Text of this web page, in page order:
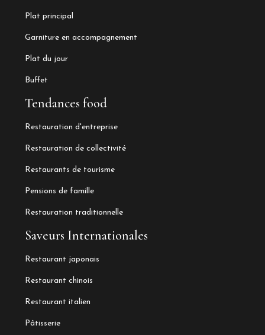
Plat principal
Garniture en accompagnement
Plat du jour
Buffet
Tendances food
Restauration d'entreprise
Restauration de collectivité
Restaurants de tourisme
Pensions de famille
Restauration traditionnelle
Saveurs Internationales
Restaurant japonais
Restaurant chinois
Restaurant italien
Pâtisserie